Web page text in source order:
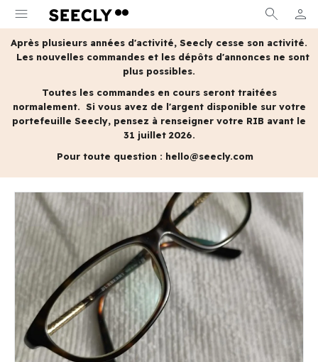
menu search person
MON
Après plusieurs années d'activité, Seecly cesse son activité.
Les nouvelles commandes et les dépôts d'annonces ne sont
plus possibles.
Toutes les commandes en cours seront traitées
normalement. Si vous avez de l'argent disponible sur votre
portefeuille Seecly, pensez à renseigner votre RIB avant le
31 juillet 2026.
Pour toute question : hello@seecly.com